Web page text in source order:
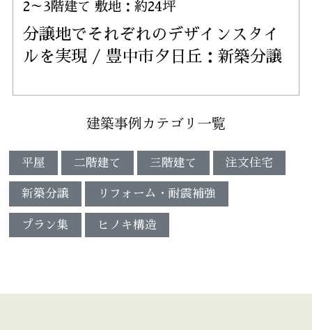
2～3階建て 敷地：約24坪
分譲地でそれぞれのデザインスタイ
ルを実現 / 豊中市夕日丘：新築分譲
建築事例カテゴリ一覧
平屋 二階建て 三階建て 注文住宅
新築分譲 リフォーム・耐震補強
プラン集 ヒノキ構造